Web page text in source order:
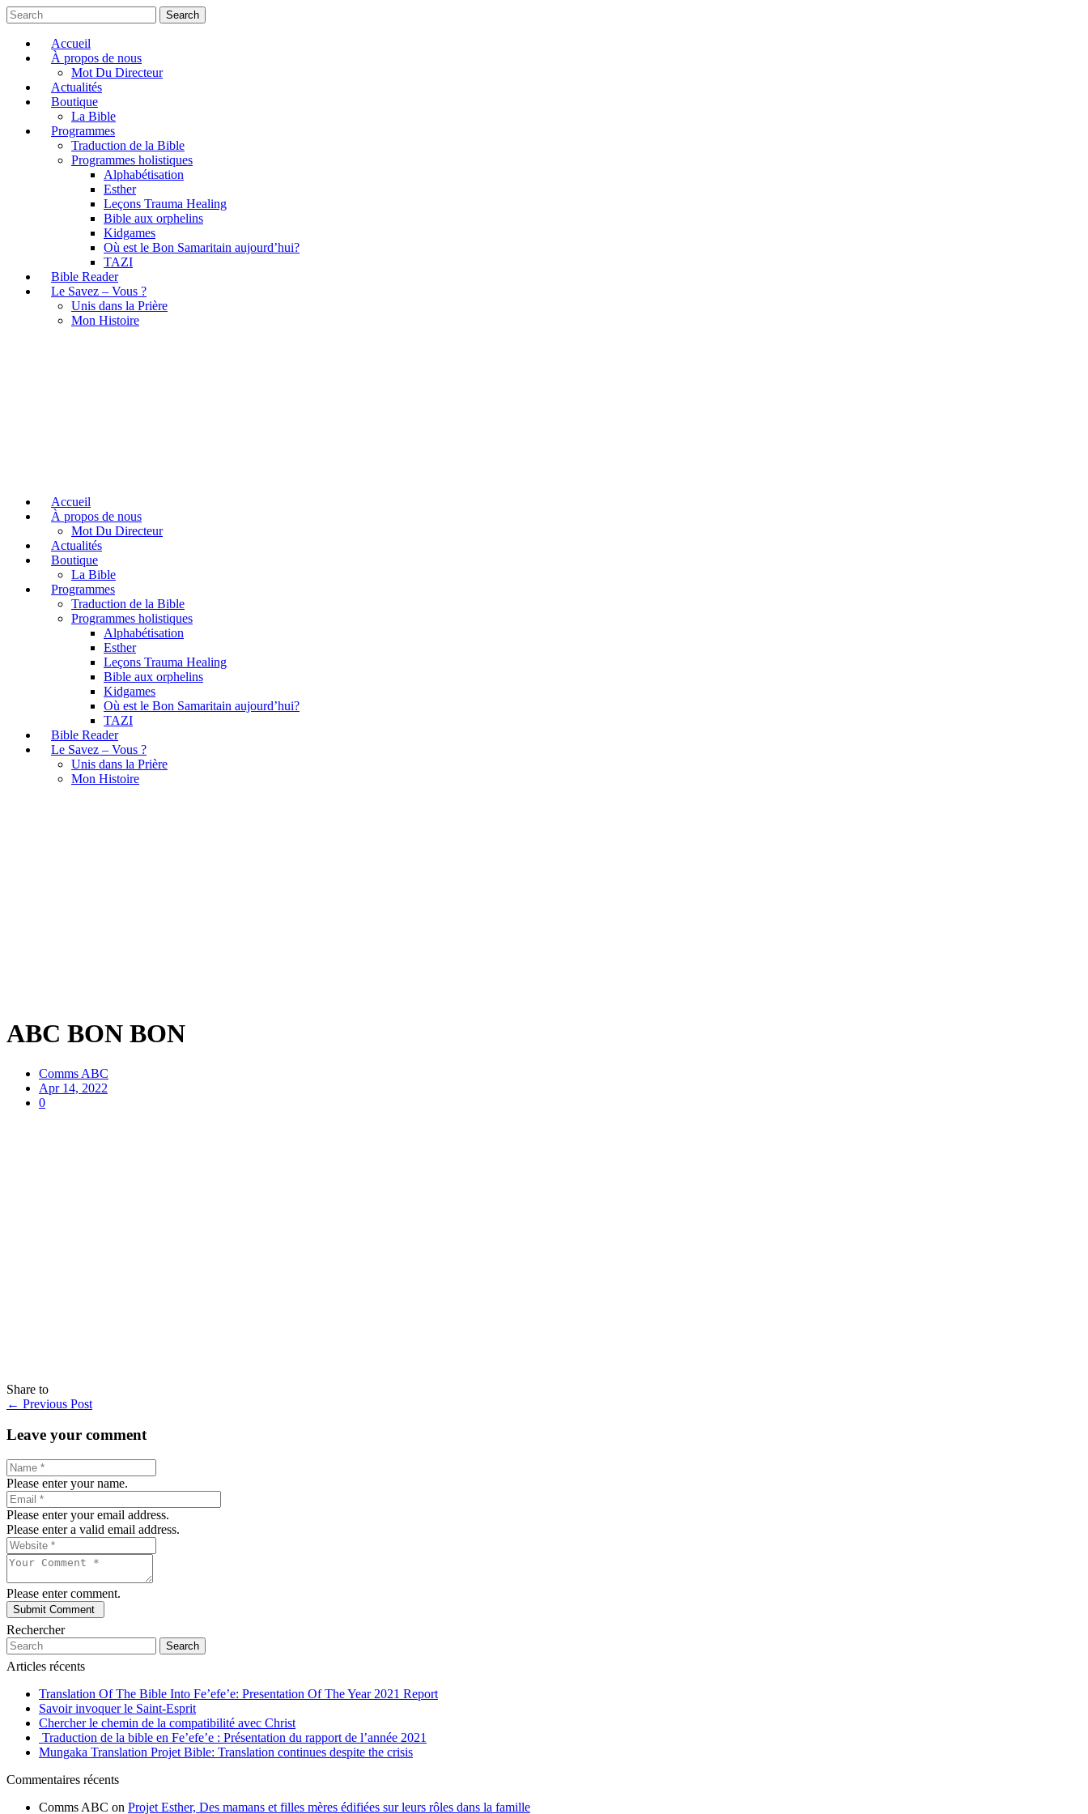
Search
Accueil
À propos de nous
Mot Du Directeur
Actualités
Boutique
La Bible
Programmes
Traduction de la Bible
Programmes holistiques
Alphabétisation
Esther
Leçons Trauma Healing
Bible aux orphelins
Kidgames
Où est le Bon Samaritain aujourd’hui?
TAZI
Bible Reader
Le Savez – Vous ?
Unis dans la Prière
Mon Histoire
Accueil
À propos de nous
Mot Du Directeur
Actualités
Boutique
La Bible
Programmes
Traduction de la Bible
Programmes holistiques
Alphabétisation
Esther
Leçons Trauma Healing
Bible aux orphelins
Kidgames
Où est le Bon Samaritain aujourd’hui?
TAZI
Bible Reader
Le Savez – Vous ?
Unis dans la Prière
Mon Histoire
ABC BON BON
Comms ABC
Apr 14, 2022
0
Share to
← Previous Post
Leave your comment
Please enter your name.
Please enter your email address.
Please enter a valid email address.
Please enter comment.
Rechercher
Search
Articles récents
Translation Of The Bible Into Fe’efe’e: Presentation Of The Year 2021 Report
Savoir invoquer le Saint-Esprit
Chercher le chemin de la compatibilité avec Christ
Traduction de la bible en Fe’efe’e : Présentation du rapport de l’année 2021
Mungaka Translation Projet Bible: Translation continues despite the crisis
Commentaires récents
Comms ABC on Projet Esther, Des mamans et filles mères édifiées sur leurs rôles dans la famille